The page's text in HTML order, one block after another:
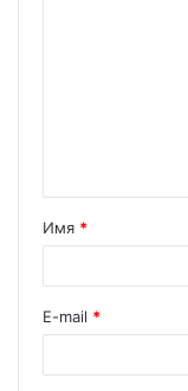
Имя *
E-mail *